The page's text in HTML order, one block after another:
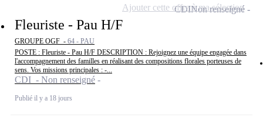
Fleuriste - Pau H/F
GROUPE OGF - 64 - PAU
POSTE : Fleuriste - Pau H/F DESCRIPTION : Rejoignez une équipe engagée dans
l'accompagnement des familles en réalisant des compositions florales porteuses de
sens. Vos missions principales : -...
CDI - Non renseigné
Publié il y a 18 jours
CDINon renseigné
Ajouter cette offre à ma sélection